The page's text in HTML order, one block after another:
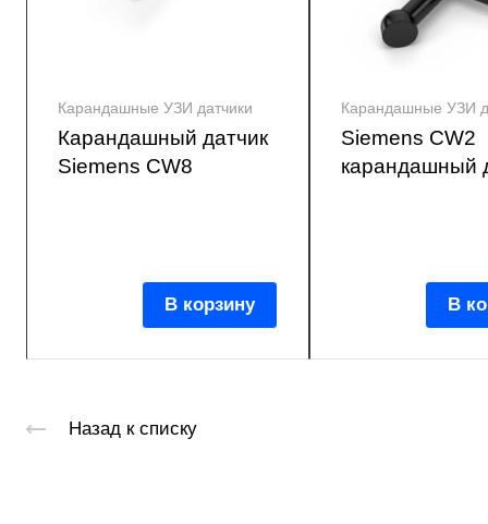
Карандашные УЗИ датчики
Карандашный датчик
Siemens CW8
В корзину
Карандашные УЗИ
Siemens CW2
карандашный
В
Назад к списку